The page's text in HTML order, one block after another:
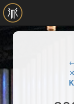
Ugrás a tartalomra
⤨